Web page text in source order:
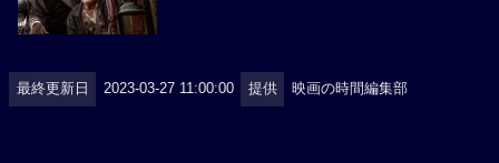
最終更新日 2023-03-27 11:00:00 提供 映画の時間編集部